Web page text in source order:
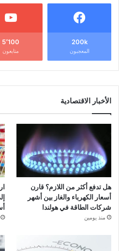
200k
المعجبون
5٬100
متابعون
الأخبار الاقتصادية
هل تدفع أكثر من اللازم؟ قارن
أسعار الكهرباء والغاز بين أشهر
شركات الطاقة في هولندا
منذ يومين